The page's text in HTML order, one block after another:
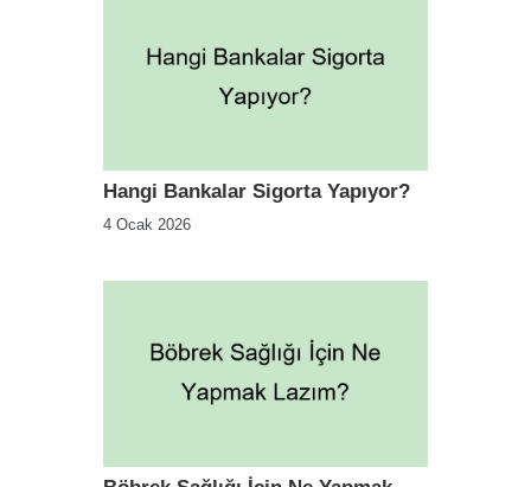
Hangi Bankalar Sigorta Yapıyor?
4 Ocak 2026